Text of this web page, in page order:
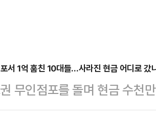
서 1억 훔친 10대들…사라진 현금 어디로 갔
무인점포를 돌며 현금 수천
히고도 또 다시 범행을 이어